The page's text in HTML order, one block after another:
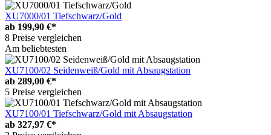
XU7000/01 Tiefschwarz/Gold
ab 199,90 €*
8 Preise vergleichen
Am beliebtesten
XU7100/02 Seidenweiß/Gold mit Absaugstation
ab 289,00 €*
5 Preise vergleichen
XU7100/01 Tiefschwarz/Gold mit Absaugstation
ab 327,97 €*